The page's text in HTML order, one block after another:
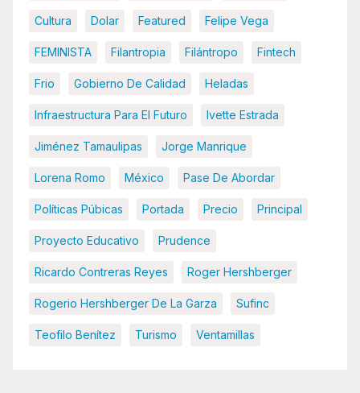
Cultura Dolar Featured Felipe Vega
FEMINISTA Filantropia Filántropo Fintech
Frio Gobierno De Calidad Heladas
Infraestructura Para El Futuro Ivette Estrada
Jiménez Tamaulipas Jorge Manrique
Lorena Romo México Pase De Abordar
Políticas Púbicas Portada Precio Principal
Proyecto Educativo Prudence
Ricardo Contreras Reyes Roger Hershberger
Rogerio Hershberger De La Garza Sufinc
Teofilo Benítez Turismo Ventamillas